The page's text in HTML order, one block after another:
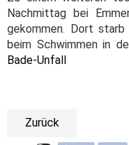
Nachmittag bei
gekommen. Dort starb
beim Schwimmen in
Bade-Unfall
Zurück